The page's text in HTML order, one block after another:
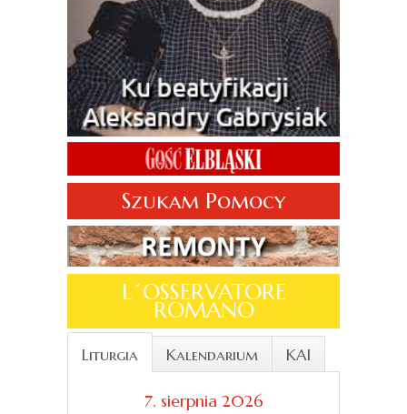
Szukam Pomocy
L´OSSERVATORE
ROMANO
Liturgia Kalendarium KAI
7. sierpnia 2026